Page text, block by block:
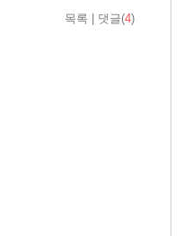
목록 댓글(4)